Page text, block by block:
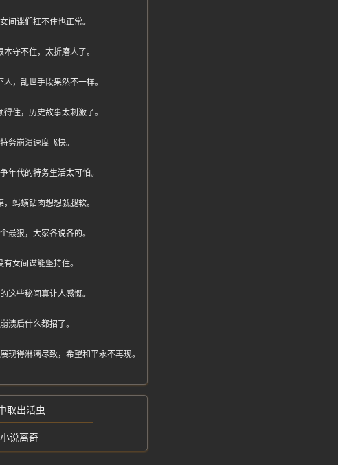
间谍们扛不住也正常。
守不住，太折磨人了。
，乱世手段果然不一样。
住，历史故事太刺激了。
务崩溃速度飞快。
年代的特务生活太可怕。
蚂蟥钻肉想想就腿软。
最狠，大家各说各的。
女间谍能坚持住。
这些秘闻真让人感慨。
溃后什么都招了。
现得淋漓尽致，希望和平永不再现。
取出活虫
说离奇